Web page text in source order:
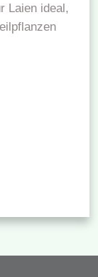
Laien ideal,